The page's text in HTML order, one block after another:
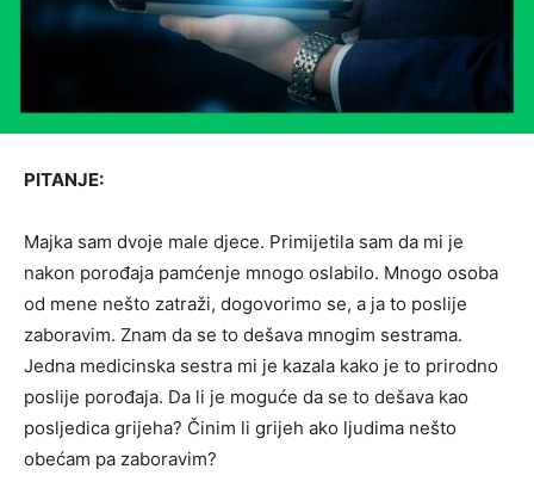
PITANJE:
Majka sam dvoje male djece. Primijetila sam da mi je
nakon porođaja pamćenje mnogo oslabilo. Mnogo osoba
od mene nešto zatraži, dogovorimo se, a ja to poslije
zaboravim. Znam da se to dešava mnogim sestrama.
Jedna medicinska sestra mi je kazala kako je to prirodno
poslije porođaja. Da li je moguće da se to dešava kao
posljedica grijeha? Činim li grijeh ako ljudima nešto
obećam pa zaboravim?